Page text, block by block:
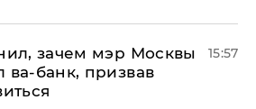
зачем мэр Москвы
банк, призвав
15:57